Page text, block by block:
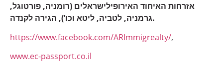
אזרחות האיחוד האירופילישראלים (רומניה, פורטוגל,
גרמניה, לטביה, ליטא וכו’), הגירה לקנדה.
https://www.facebook.com/ARImmigrealty/,
www.ec-passport.co.il